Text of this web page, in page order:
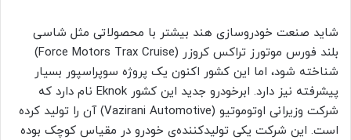
شاید صنعت خودروسازی هند بیشتر با محصولاتی مثل شاسی
بلند فورس موتورز تراکس کروزر (Force Motors Trax Cruise)
شناخته شود، اما این کشور اکنون یک پروژه سوپراسپور بسیار
پیشرفته نیز دارد. ابرخودرو جدید این کشور Eknok نام دارد که
شرکت وزیرانی اوتوموتیو (Vazirani Automotive) آن را تولید کرده
است. این شرکت یکی تولیدکننده‌ی خودرو در مقیاس کوچک بوده